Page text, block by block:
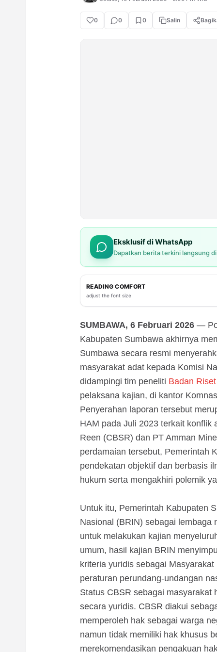
0 0 0 Salin
Eksklusif di WhatsApp
Dapatkan berita terkini langsung
READING COMFORT
adjust the font size
SUMBAWA, 6 Februari 2026 —
Kabupaten Sumbawa akhirnya
Sumbawa secara resmi
masyarakat adat kepada Komisi
didampingi tim peneliti Badan
pelaksana kajian, di kantor
Penyerahan laporan tersebut
HAM pada Juli 2023 terkait konflik
Reen (CBSR) dan PT Amman
perdamaian tersebut, Pemerintah
pendekatan objektif dan berbasis
hukum serta mengakhiri polemik
Untuk itu, Pemerintah Kabupaten
Nasional (BRIN) sebagai lembaga
untuk melakukan kajian
umum, hasil kajian BRIN
kriteria yuridis sebagai
peraturan perundang-undangan
Status CBSR sebagai masyarakat
secara yuridis. CBSR diakui
memperoleh hak sebagai warga
namun tidak memiliki hak khusus
merekomendasikan pengakuan